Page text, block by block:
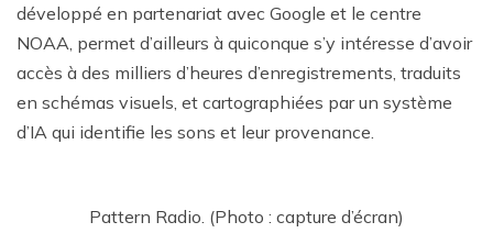
développé en partenariat avec Google et le centre
NOAA, permet d’ailleurs à quiconque s’y intéresse d’avoir
accès à des milliers d’heures d’enregistrements, traduits
en schémas visuels, et cartographiées par un système
d’IA qui identifie les sons et leur provenance.
Pattern Radio. (Photo : capture d’écran)